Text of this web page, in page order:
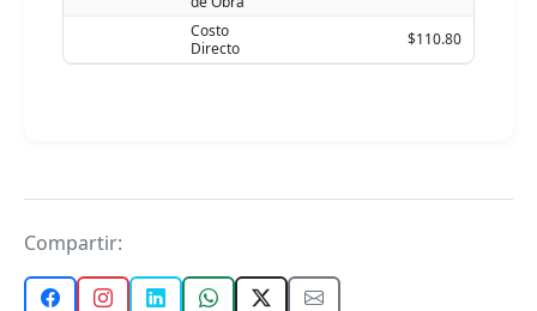
Costo
Directo
$110.80
Compartir: